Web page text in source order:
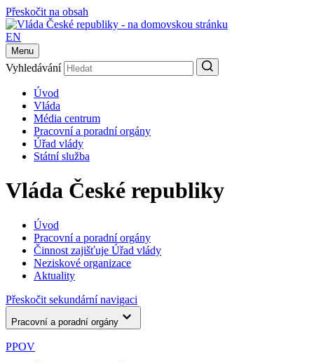
Přeskočit na obsah
EN
Menu
Vyhledávání
Úvod
Vláda
Média centrum
Pracovní a poradní orgány
Úřad vlády
Státní služba
Vláda České republiky
Úvod
Pracovní a poradní orgány
Činnost zajišťuje Úřad vlády
Neziskové organizace
Aktuality
Přeskočit sekundární navigaci
Pracovní a poradní orgány
PPOV